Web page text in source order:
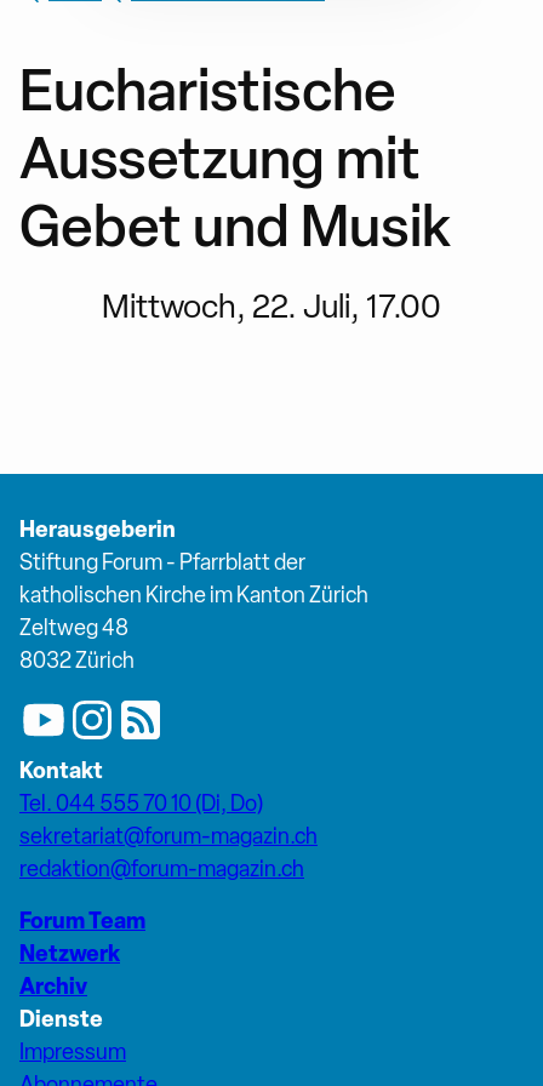
Eucharistische
Aussetzung mit
Gebet und Musik
Mittwoch, 22. Juli, 17.00
Herausgeberin
Stiftung Forum - Pfarrblatt der
katholischen Kirche im Kanton Zürich
Zeltweg 48
8032 Zürich
Kontakt
Tel. 044 555 70 10 (Di, Do)
sekretariat@forum-magazin.ch
redaktion@forum-magazin.ch
Forum Team
Netzwerk
Archiv
Dienste
Impressum